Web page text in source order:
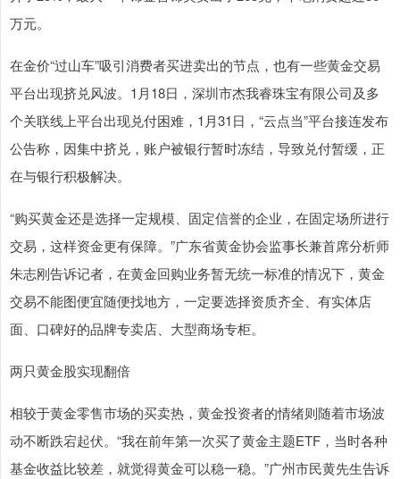
万元。
在金价“过山车”吸引消费者买进卖出的节点，也有一些黄金交易
平台出现挤兑风波。1月18日，深圳市杰我睿珠宝有限公司及多
个关联线上平台出现兑付困难，1月31日，“云点当”平台接连发布
公告称，因集中挤兑，账户被银行暂时冻结，导致兑付暂缓，正
在与银行积极解决。
“购买黄金还是选择一定规模、固定信誉的企业，在固定场所进行
交易，这样资金更有保障。”广东省黄金协会监事长兼首席分析师
朱志刚告诉记者，在黄金回购业务暂无统一标准的情况下，黄金
交易不能图便宜随便找地方，一定要选择资质齐全、有实体店
面、口碑好的品牌专卖店、大型商场专柜。
两只黄金股实现翻倍
相较于黄金零售市场的买卖热，黄金投资者的情绪则随着市场波
动不断跌宕起伏。“我在前年第一次买了黄金主题ETF，当时各种
基金收益比较差，就觉得黄金可以稳一稳。”广州市民黄先生告诉